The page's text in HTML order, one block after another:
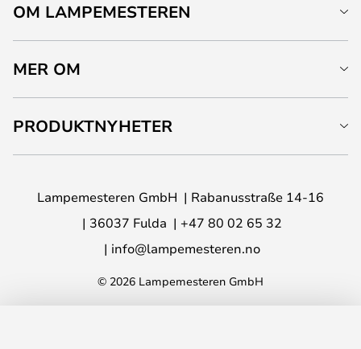
OM LAMPEMESTEREN
MER OM
PRODUKTNYHETER
Lampemesteren GmbH
Rabanusstraße 14-16
36037 Fulda
+47 80 02 65 32
info@lampemesteren.no
© 2026 Lampemesteren GmbH